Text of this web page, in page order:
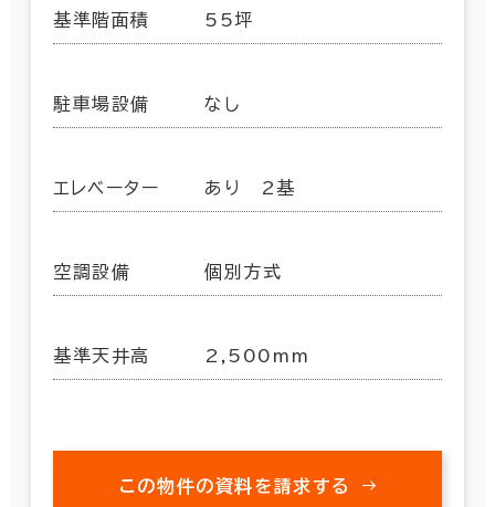
基準階面積 55坪
駐車場設備 なし
エレベーター あり 2基
空調設備 個別方式
基準天井高 2,500mm
この物件の資料を請求する